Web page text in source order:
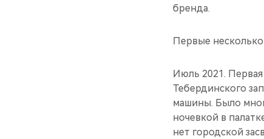
бренда.
Первые
Июль 2021. Первая
Тебердинского
машины. Было
ночевкой в
нет городской